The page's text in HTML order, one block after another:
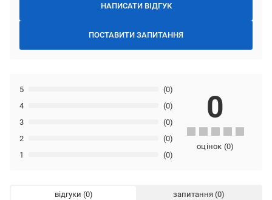
НАПИСАТИ ВІДГУК
ПОСТАВИТИ ЗАПИТАННЯ
1 (0)
2 (0)
3 (0)
4 (0)
5 (0)
0
оцінок (0)
відгуки запитання